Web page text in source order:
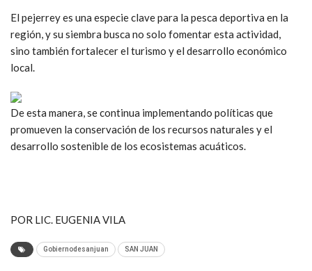
El pejerrey es una especie clave para la pesca deportiva en la
región, y su siembra busca no solo fomentar esta actividad,
sino también fortalecer el turismo y el desarrollo económico
local.
De esta manera, se continua implementando políticas que
promueven la conservación de los recursos naturales y el
desarrollo sostenible de los ecosistemas acuáticos.
POR LIC. EUGENIA VILA
Gobiernodesanjuan SAN JUAN